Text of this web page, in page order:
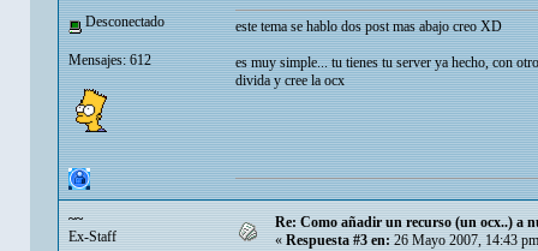
Desconectado
Mensajes: 612
este tema se hablo dos post mas abajo creo XD
es muy simple... tu tienes tu server ya hecho, con
divida y cree la ocx
~~
Ex-Staff
Re: Como añadir un recurso (un ocx..) a
« Respuesta #3 en: 26 Mayo 2007, 14:43